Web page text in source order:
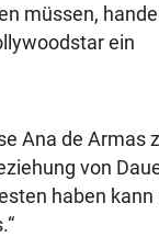
müssen,
ein
Ana de Armas
von
haben kann